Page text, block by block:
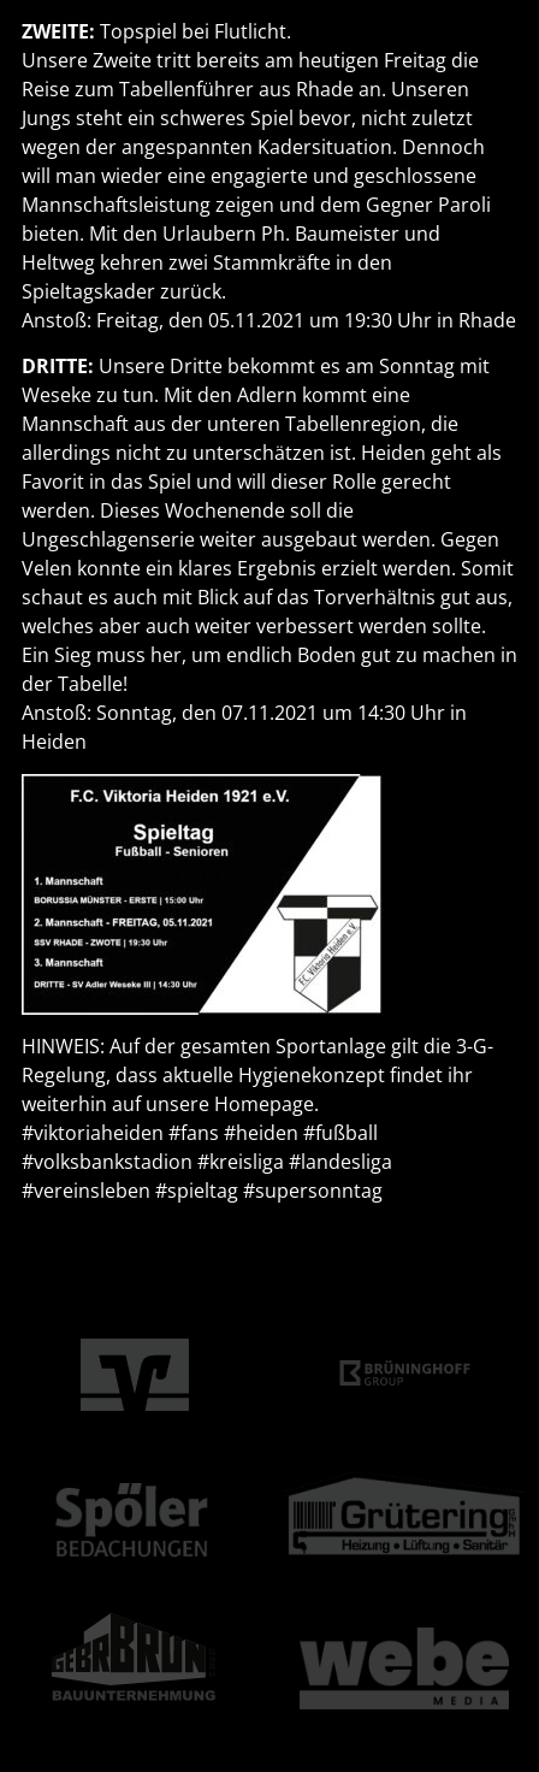
ZWEITE: Topspiel bei Flutlicht.
Unsere Zweite tritt bereits am heutigen Freitag die
Reise zum Tabellenführer aus Rhade an. Unseren
Jungs steht ein schweres Spiel bevor, nicht zuletzt
wegen der angespannten Kadersituation. Dennoch
will man wieder eine engagierte und geschlossene
Mannschaftsleistung zeigen und dem Gegner Paroli
bieten. Mit den Urlaubern Ph. Baumeister und
Heltweg kehren zwei Stammkräfte in den
Spieltagskader zurück.
Anstoß: Freitag, den 05.11.2021 um 19:30 Uhr in Rhade
DRITTE: Unsere Dritte bekommt es am Sonntag mit
Weseke zu tun. Mit den Adlern kommt eine
Mannschaft aus der unteren Tabellenregion, die
allerdings nicht zu unterschätzen ist. Heiden geht als
Favorit in das Spiel und will dieser Rolle gerecht
werden. Dieses Wochenende soll die
Ungeschlagenserie weiter ausgebaut werden. Gegen
Velen konnte ein klares Ergebnis erzielt werden. Somit
schaut es auch mit Blick auf das Torverhältnis gut aus,
welches aber auch weiter verbessert werden sollte.
Ein Sieg muss her, um endlich Boden gut zu machen in
der Tabelle!
Anstoß: Sonntag, den 07.11.2021 um 14:30 Uhr in
Heiden
HINWEIS: Auf der gesamten Sportanlage gilt die 3-G-
Regelung, dass aktuelle Hygienekonzept findet ihr
weiterhin auf unsere Homepage.
#viktoriaheiden #fans #heiden #fußball
#volksbankstadion #kreisliga #landesliga
#vereinsleben #spieltag #supersonntag